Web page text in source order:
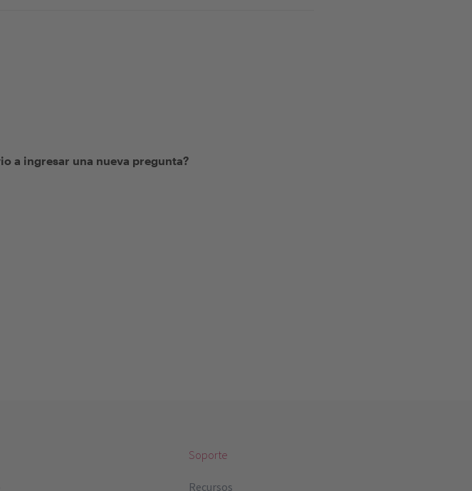
a ingresar una nueva pregunta?
Soporte
Recursos